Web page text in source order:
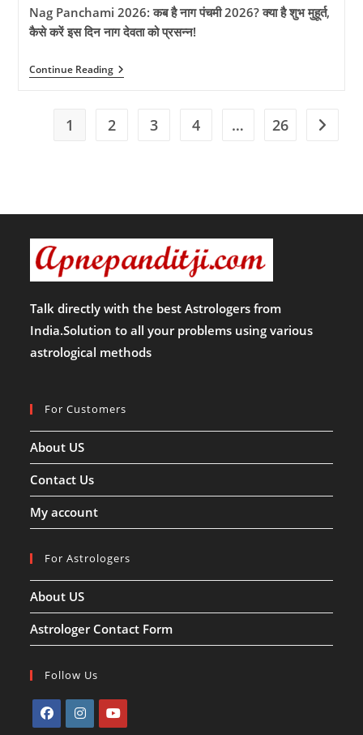
की
पूजा
और
महत्व!!
Nag Panchami 2026: कब है नाग पंचमी 2026? क्या है शुभ मुहूर्त,
कैसे करें इस दिन नाग देवता को प्रसन्न!
Continue ReadingNag
Panchami
है
नाग
मुहूर्त,
करें
इस
दिन
को
प्रसन्न!
1 2 3 4 … 26 Go to
Talk directly with the best Astrologers from
India.Solution to all your problems using various
astrological methods
For Customers
About US
Contact Us
My account
For Astrologers
About US
Astrologer Contact Form
Follow Us